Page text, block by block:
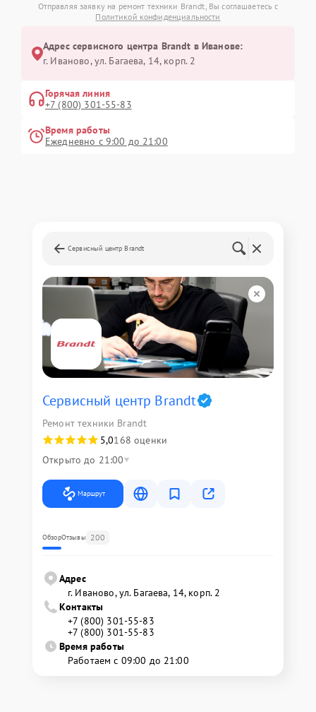
Отправляя заявку на ремонт техники Brandt, Вы соглашаетесь с
Политикой конфиденциальности
Адрес сервисного центра Brandt в Иванове:
г. Иваново, ул. Багаева, 14, корп. 2
Горячая линия
+7 (800) 301-55-83
Время работы
Ежедневно с 9:00 до 21:00
Сервисный центр Brandt
Сервисный центр Brandt
Ремонт техники Brandt
5,0168 оценки
Открыто до 21:00
Маршрут
ОбзорОтзывы 200
Адрес
г. Иваново, ул. Багаева, 14, корп. 2
Контакты
+7 (800) 301-55-83
+7 (800) 301-55-83
Время работы
Работаем с 09:00 до 21:00